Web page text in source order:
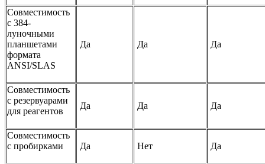
Совместимость
с 384-
луночными
планшетами
формата
ANSI/SLAS
Да Да Да
Совместимость
с резервуарами
для реагентов
Да Да Да
Совместимость
с пробирками
Да Нет Да